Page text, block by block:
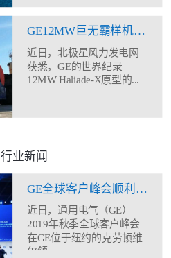
GE12MW巨无霸样机塔筒现身
近日，北极星风力发电网
获悉，GE的世界纪录
12MW Haliade-X原型的...
行业新闻
GE全球客户峰会顺利闭幕 助力合作伙伴全方位能力建设
近日，通用电气（GE）
2019年秋季全球客户峰会
在GE位于纽约的克劳顿维
尔领...